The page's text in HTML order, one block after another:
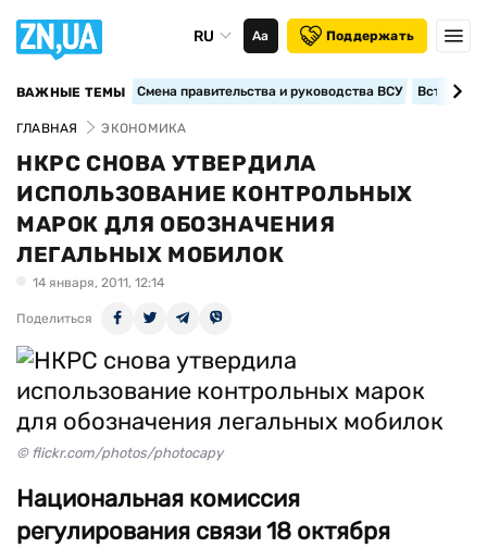
RU Аа Поддержать
ВАЖНЫЕ ТЕМЫ Смена правительства и руководства ВСУ
ГЛАВНАЯ ЭКОНОМИКА
НКРС СНОВА УТВЕРДИЛА
ИСПОЛЬЗОВАНИЕ КОНТРОЛЬНЫХ
МАРОК ДЛЯ ОБОЗНАЧЕНИЯ
ЛЕГАЛЬНЫХ МОБИЛОК
14 января, 2011, 12:14
Поделиться
© flickr.com/photos/photocapy
Национальная комиссия
регулирования связи 18 октября